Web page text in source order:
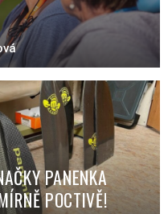
PANENKA
POCTIVĚ!